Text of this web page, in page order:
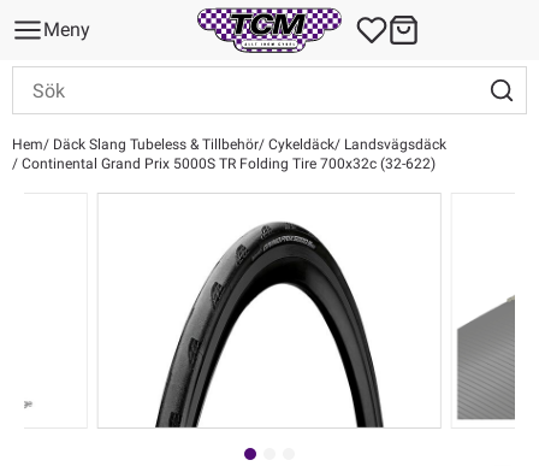
Meny
Hem Däck Slang Tubeless & Tillbehör Cykeldäck
Landsvägsdäck
Continental Grand Prix 5000S TR Folding Tire 700x32c (32-622)